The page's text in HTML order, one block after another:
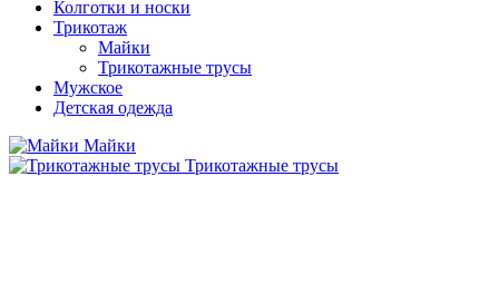
Колготки и носки
Трикотаж
Майки
Трикотажные трусы
Мужское
Детская одежда
Майки
Трикотажные трусы